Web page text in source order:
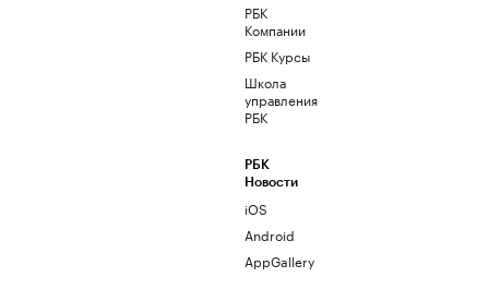
РБК
Компании
РБК Курсы
Школа
управления
РБК
РБК
Новости
iOS
Android
AppGallery